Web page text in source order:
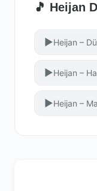
🎵 Heijan
▶Heijan –
▶Heijan –
▶Heijan –